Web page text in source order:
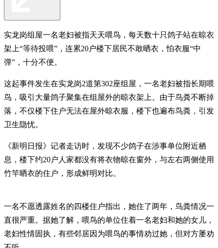
实龙岗组屋一名老妇被指天天喂鸟，每天数十只鸽子站在晾衣
架上“等待投喂”，连累20户楼下居民不敢晒衣，怕衣服“中
弹”，十分不便。
这起事件发生在实龙岗2道第302座组屋，一名老妇被指长期喂
鸟，吸引大量鸽子聚集在组屋外的晾衣架上。由于鸟粪不断掉
落，不仅楼下住户无法在屋外晾衣服，楼下也遍布鸟粪，引发
卫生隐忧。
《新明日报》记者走访时，发现不少鸽子在涉事单位附近栖
息，楼下约20户人家都没有将衣物晾在窗外，与左右两侧使用
竹竿晒衣的住户，形成鲜明对比。
一名不愿透露姓名的四楼住户指出，她住了两年，鸟粪情况一
直很严重。据她了解，喂鸟的单位住着一名老妇和她的女儿，
老妇性情固执，有些邻居因为喂鸟的事情劝过她，但对方屡劝